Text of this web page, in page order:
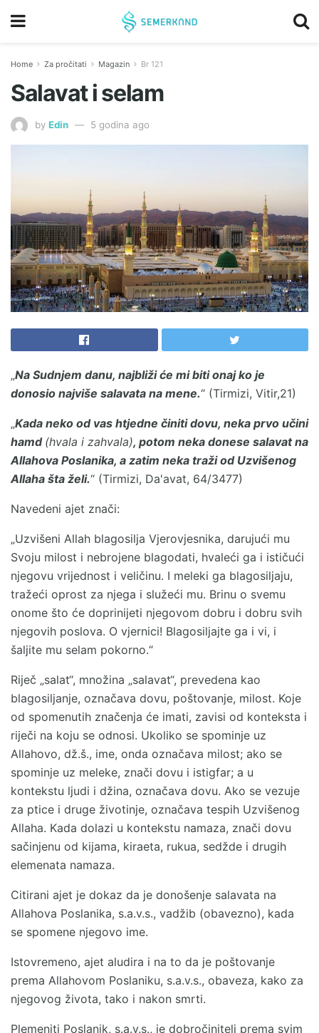
Home Za pročitati Magazin Br 121
Salavat i selam
by Edin 5 godina ago
„Na Sudnjem danu, najbliži će mi biti onaj ko je
donosio najviše salavata na mene.“ (Tirmizi, Vitir,21)
„Kada neko od vas htjedne činiti dovu, neka prvo učini
hamd (hvala i zahvala), potom neka donese salavat na
Allahova Poslanika, a zatim neka traži od Uzvišenog
Allaha šta želi.“ (Tirmizi, Da'avat, 64/3477)
Navedeni ajet znači:
„Uzvišeni Allah blagosilja Vjerovjesnika, darujući mu
Svoju milost i nebrojene blagodati, hvaleći ga i ističući
njegovu vrijednost i veličinu. I meleki ga blagosiljaju,
tražeći oprost za njega i služeći mu. Brinu o svemu
onome što će doprinijeti njegovom dobru i dobru svih
njegovih poslova. O vjernici! Blagosiljajte ga i vi, i
šaljite mu selam pokorno.“
Riječ „salat“, množina „salavat“, prevedena kao
blagosiljanje, označava dovu, poštovanje, milost. Koje
od spomenutih značenja će imati, zavisi od konteksta i
riječi na koju se odnosi. Ukoliko se spominje uz
Allahovo, dž.š., ime, onda označava milost; ako se
spominje uz meleke, znači dovu i istigfar; a u
kontekstu ljudi i džina, označava dovu. Ako se vezuje
za ptice i druge životinje, označava tespih Uzvišenog
Allaha. Kada dolazi u kontekstu namaza, znači dovu
sačinjenu od kijama, kiraeta, rukua, sedžde i drugih
elemenata namaza.
Citirani ajet je dokaz da je donošenje salavata na
Allahova Poslanika, s.a.v.s., vadžib (obavezno), kada
se spomene njegovo ime.
Istovremeno, ajet aludira i na to da je poštovanje
prema Allahovom Poslaniku, s.a.v.s., obaveza, kako za
njegovog života, tako i nakon smrti.
Plemeniti Poslanik, s.a.v.s., je dobročinitelj prema svim